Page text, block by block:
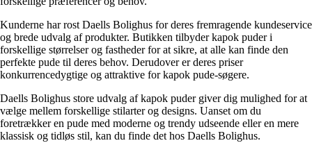
Kunderne har rost Daells Bolighus for deres fremragende kundeservice
og brede udvalg af produkter. Butikken tilbyder kapok puder i
forskellige størrelser og fastheder for at sikre, at alle kan finde den
perfekte pude til deres behov. Derudover er deres priser
konkurrencedygtige og attraktive for kapok pude-søgere.
Daells Bolighus store udvalg af kapok puder giver dig mulighed for at
vælge mellem forskellige stilarter og designs. Uanset om du
foretrækker en pude med moderne og trendy udseende eller en mere
klassisk og tidløs stil, kan du finde det hos Daells Bolighus.